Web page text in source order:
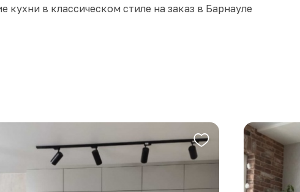
кухни в классическом стиле на заказ в Барнауле